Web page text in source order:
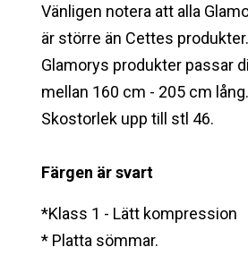
Vänligen notera att alla
är större än Cettes produkter.
Glamorys produkter passar
mellan 160 cm - 205 cm lång.
Skostorlek upp till stl 46.
Färgen är svart
*Klass 1 - Lätt kompression
* Platta sömmar.